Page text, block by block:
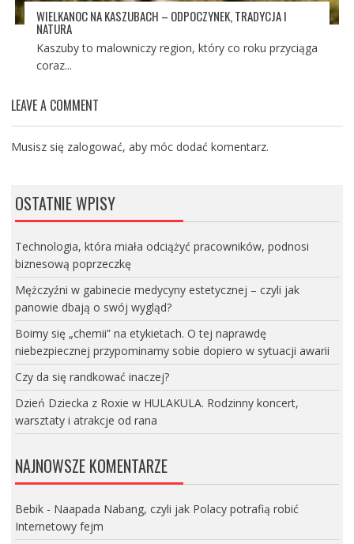
WIELKANOC NA KASZUBACH – ODPOCZYNEK, TRADYCJA I
NATURA
Kaszuby to malowniczy region, który co roku przyciąga
coraz...
LEAVE A COMMENT
Musisz się zalogować, aby móc dodać komentarz.
OSTATNIE WPISY
Technologia, która miała odciążyć pracowników, podnosi
biznesową poprzeczkę
Mężczyźni w gabinecie medycyny estetycznej – czyli jak
panowie dbają o swój wygląd?
Boimy się „chemii” na etykietach. O tej naprawdę
niebezpiecznej przypominamy sobie dopiero w sytuacji awarii
Czy da się randkować inaczej?
Dzień Dziecka z Roxie w HULAKULA. Rodzinny koncert,
warsztaty i atrakcje od rana
NAJNOWSZE KOMENTARZE
Bebik- Naapada Nabang, czyli jak Polacy potrafią robić
Internetowy fejm